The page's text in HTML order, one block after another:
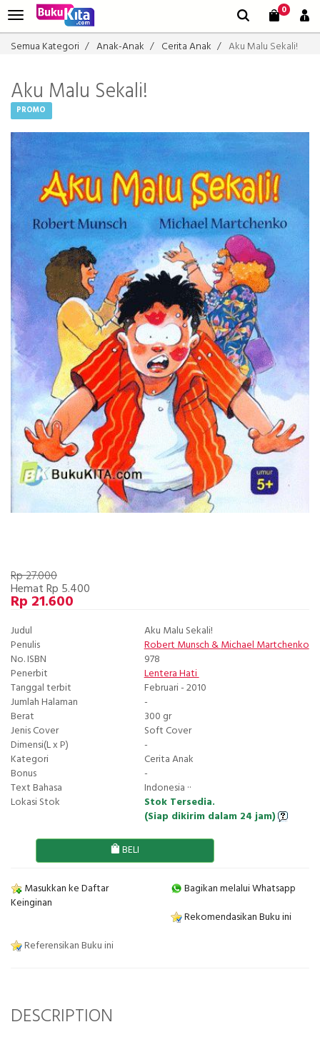
0
Semua Kategori Anak-Anak Cerita Anak Aku Malu Sekali!
Aku Malu Sekali!
PROMO
Rp 27.000
Hemat Rp 5.400
Rp 21.600
Judul
Aku Malu Sekali!
Penulis
Robert Munsch&Michael Martchenko
No. ISBN
978
Penerbit
Lentera Hati
Tanggal terbit
Februari - 2010
Jumlah Halaman
-
Berat
300 gr
Jenis Cover
Soft Cover
Dimensi(L x P)
-
Kategori
Cerita Anak
Bonus
-
Text Bahasa
Indonesia ··
Lokasi Stok
Stok Tersedia.
(Siap dikirim dalam 24 jam)
BELI
Masukkan ke Daftar
Keinginan
Bagikan melalui Whatsapp
Rekomendasikan Buku ini
Referensikan Buku ini
DESCRIPTION